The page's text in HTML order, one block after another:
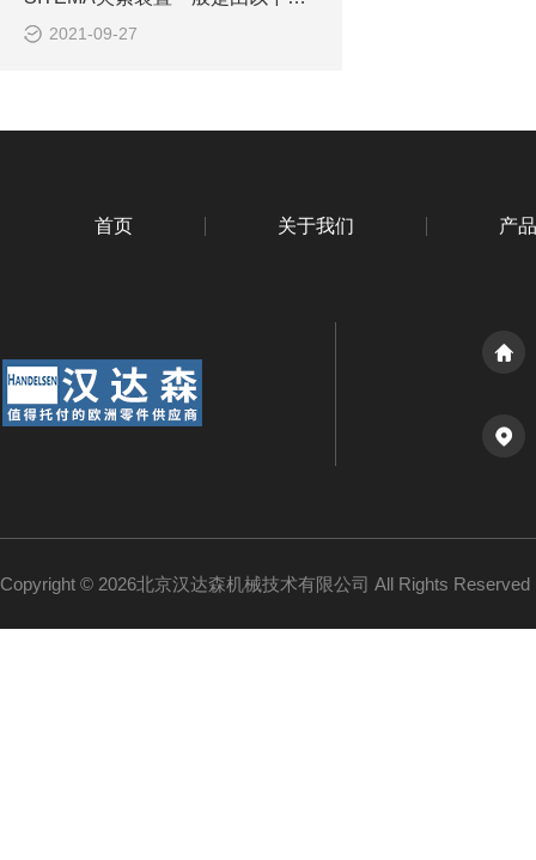
2021-09-27
首页 关于我们 产
Copyright © 2026北京汉达森机械技术有限公司 All Rights